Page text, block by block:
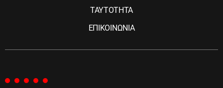
ΤΑΥΤΟΤΗΤΑ
ΕΠΙΚΟΙΝΩΝΙΑ